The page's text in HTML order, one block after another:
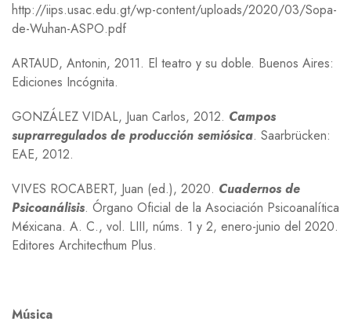
http://iips.usac.edu.gt/wp-content/uploads/2020/03/Sopa-
de-Wuhan-ASPO.pdf
ARTAUD, Antonin, 2011. El teatro y su doble. Buenos Aires:
Ediciones Incógnita.
GONZÁLEZ VIDAL, Juan Carlos, 2012. Campos
suprarregulados de producción semiósica. Saarbrücken:
EAE, 2012.
VIVES ROCABERT, Juan (ed.), 2020. Cuadernos de
Psicoanálisis. Órgano Oficial de la Asociación Psicoanalítica
Méxicana. A. C., vol. LIII, núms. 1 y 2, enero-junio del 2020.
Editores Architecthum Plus.
Música